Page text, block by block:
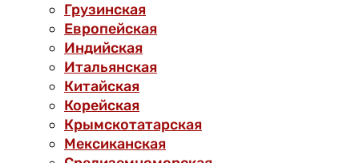
Грузинская
Европейская
Индийская
Итальянская
Китайская
Корейская
Крымскотатарская
Мексиканская